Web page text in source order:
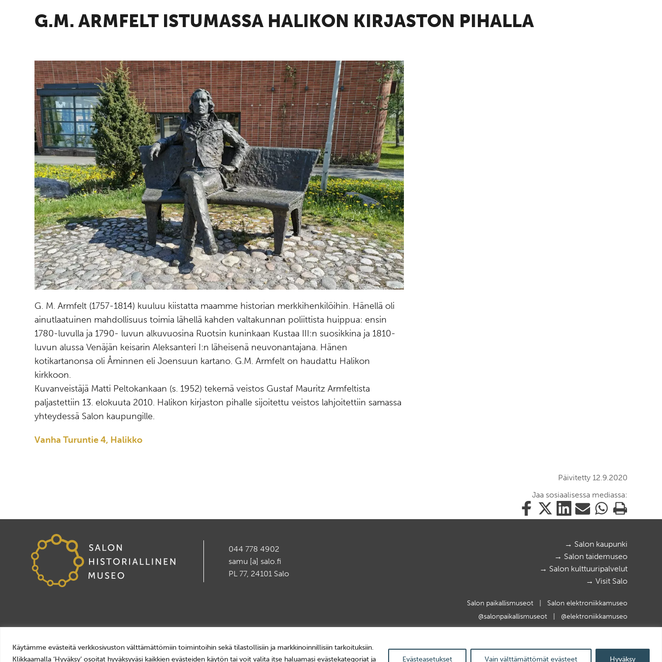
Käytämme evästeitä verkkosivuston välttämättömiin toimintoihin sekä tilastollisiin ja markkinoinnillisiin tarkoituksiin.
Klikkaamalla ‘Hyväksy’ osoitat hyväksyväsi kaikkien evästeiden käytön tai voit valita itse haluamasi evästekategoriat ja
Evästeasetukset Vain välttämättömät evästeet Hyväksy
G.M. ARMFELT ISTUMASSA HALIKON KIRJASTON PIHALLA
G. M. Armfelt (1757-1814) kuuluu kiistatta maamme historian merkkihenkilöihin. Hänellä oli
ainutlaatuinen mahdollisuus toimia lähellä kahden valtakunnan poliittista huippua: ensin
1780-luvulla ja 1790- luvun alkuvuosina Ruotsin kuninkaan Kustaa III:n suosikkina ja 1810-
luvun alussa Venäjän keisarin Aleksanteri I:n läheisenä neuvonantajana. Hänen
kotikartanonsa oli Åminnen eli Joensuun kartano. G.M. Armfelt on haudattu Halikon
kirkkoon.
Kuvanveistäjä Matti Peltokankaan (s. 1952) tekemä veistos Gustaf Mauritz Armfeltista
paljastettiin 13. elokuuta 2010. Halikon kirjaston pihalle sijoitettu veistos lahjoitettiin samassa
yhteydessä Salon kaupungille.
Vanha Turuntie 4, Halikko
Päivitetty 12.9.2020
Jaa sosiaalisessa mediassa:
Jaa
tämä
Jaa
tämä
Jaa
tämä
Jaa
tämä
Jaa
tämä
Tulosta
tämä
ylös
044 778 4902
samu [a] salo.fi
PL 77, 24101 Salo
→ Salon kaupunki
→ Salon taidemuseo
→ Salon kulttuuripalvelut
→ Visit Salo
Salon paikallismuseot
Salon elektroniikkamuseo
@salonpaikallismuseot
@elektroniikkamuseo